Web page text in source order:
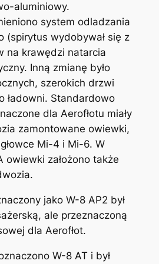
aluminiowy.
system odladzania
(spirytus wydobywał się z
na krawędzi natarcia
Inną zmianę było
szerokich drzwi
ładowni. Standardowo
dla Aerofłotu miały
zamontowane owiewki,
Mi-4 i Mi-6. W
owiewki założono także
jako W-8 AP2 był
ale przeznaczoną
dla Aerofłot.
W-8 AT i był